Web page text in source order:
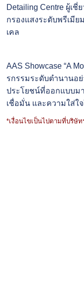
Detailing Centre ผู้เ
กรองแสงระดับพรีเมีย
เคล
AAS Showcase “A
รกรรมระดับตำนานอ
ประโยชน์ที่ออกแบบมา
เชื่อมั่น และความใส่ใ
*เงื่อนไขเป็นไปตามที่บริษั